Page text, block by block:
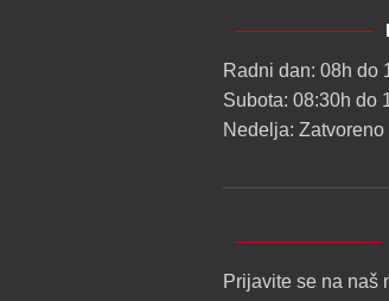
Radni dan: 08h do
Subota: 08:30h do
Nedelja: Zatvoreno
Prijavite se na naš